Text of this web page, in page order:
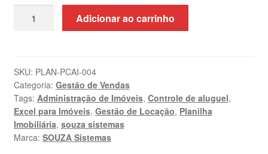
Aluguel
de
Imóveis
|
SOUZA
Sistemas
Adicionar ao carrinho
SKU: PLAN-PCAI-004
Categoria: Gestão de Vendas
Tags: Administração de Imóveis, Controle de aluguel,
Excel para Imóveis, Gestão de Locação, Planilha
Imobiliária, souza sistemas
Marca: SOUZA Sistemas